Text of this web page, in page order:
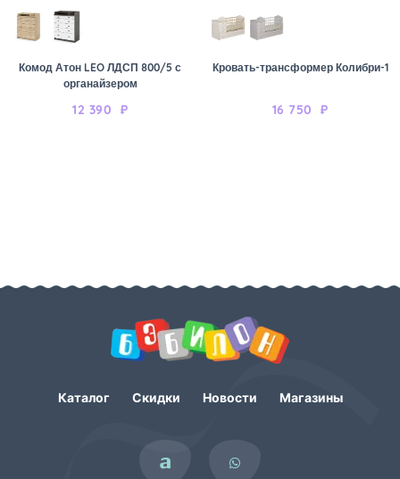
Комод Атон LEO ЛДСП 800/5 с
органайзером
12 390 ₽
Кровать-трансформер Колибри-1
16 750 ₽
Каталог Скидки Новости Магазины